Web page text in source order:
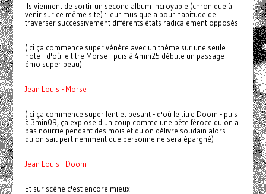
Ils viennent de sortir un second album incroyable (chronique à
venir sur ce même site) : leur musique a pour habitude de
traverser successivement différents états radicalement opposés.
(ici ça commence super vénère avec un thème sur une seule
note - d'où le titre Morse - puis à 4min25 débute un passage
émo super beau)
Jean Louis - Morse
(ici ça commence super lent et pesant - d'où le titre Doom - puis
à 3min09, ça explose d'un coup comme une bête féroce qu'on a
pas nourrie pendant des mois et qu'on délivre soudain alors
qu'on sait pertinemment que personne ne sera épargné)
Jean Louis - Doom
Et sur scène c'est encore mieux.